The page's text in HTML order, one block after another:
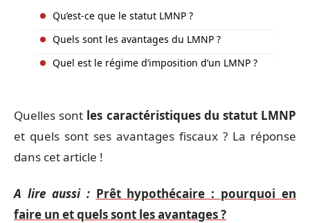
Qu’est-ce que le statut LMNP ?
Quels sont les avantages du LMNP ?
Quel est le régime d’imposition d’un LMNP ?
Quelles sont les caractéristiques du statut LMNP
et quels sont ses avantages fiscaux ? La réponse
dans cet article !
A lire aussi : Prêt hypothécaire : pourquoi en
faire un et quels sont les avantages ?